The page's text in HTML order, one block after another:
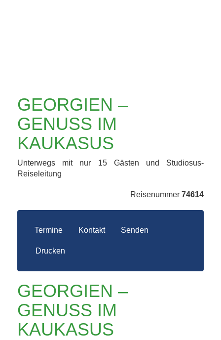
GEORGIEN –
GENUSS IM
KAUKASUS
Unterwegs mit nur 15 Gästen und Studiosus-
Reiseleitung
Reisenummer 74614
Termine Kontakt Senden
Drucken
GEORGIEN –
GENUSS IM
KAUKASUS